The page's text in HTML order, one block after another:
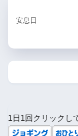
安息日
1日1回クリックし